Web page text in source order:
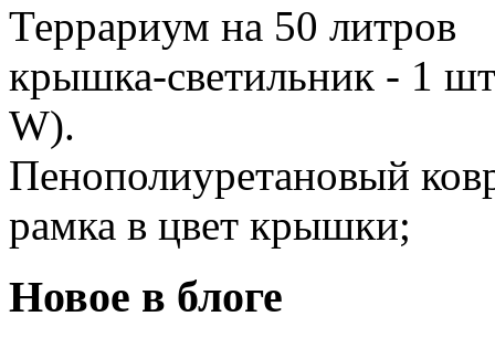
Террариум на 50 литров
крышка-светильник - 1
W).
Пенополиуретановый
рамка в цвет крышки;
Новое в блоге